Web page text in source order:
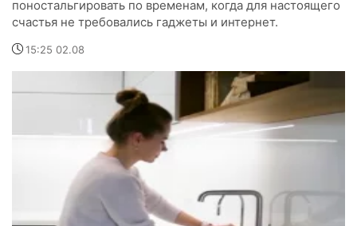
поностальгировать по временам, когда для настоящего
счастья не требовались гаджеты и интернет.
15:25 02.08